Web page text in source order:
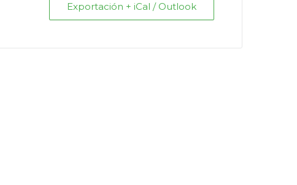
Exportación + iCal / Outlook